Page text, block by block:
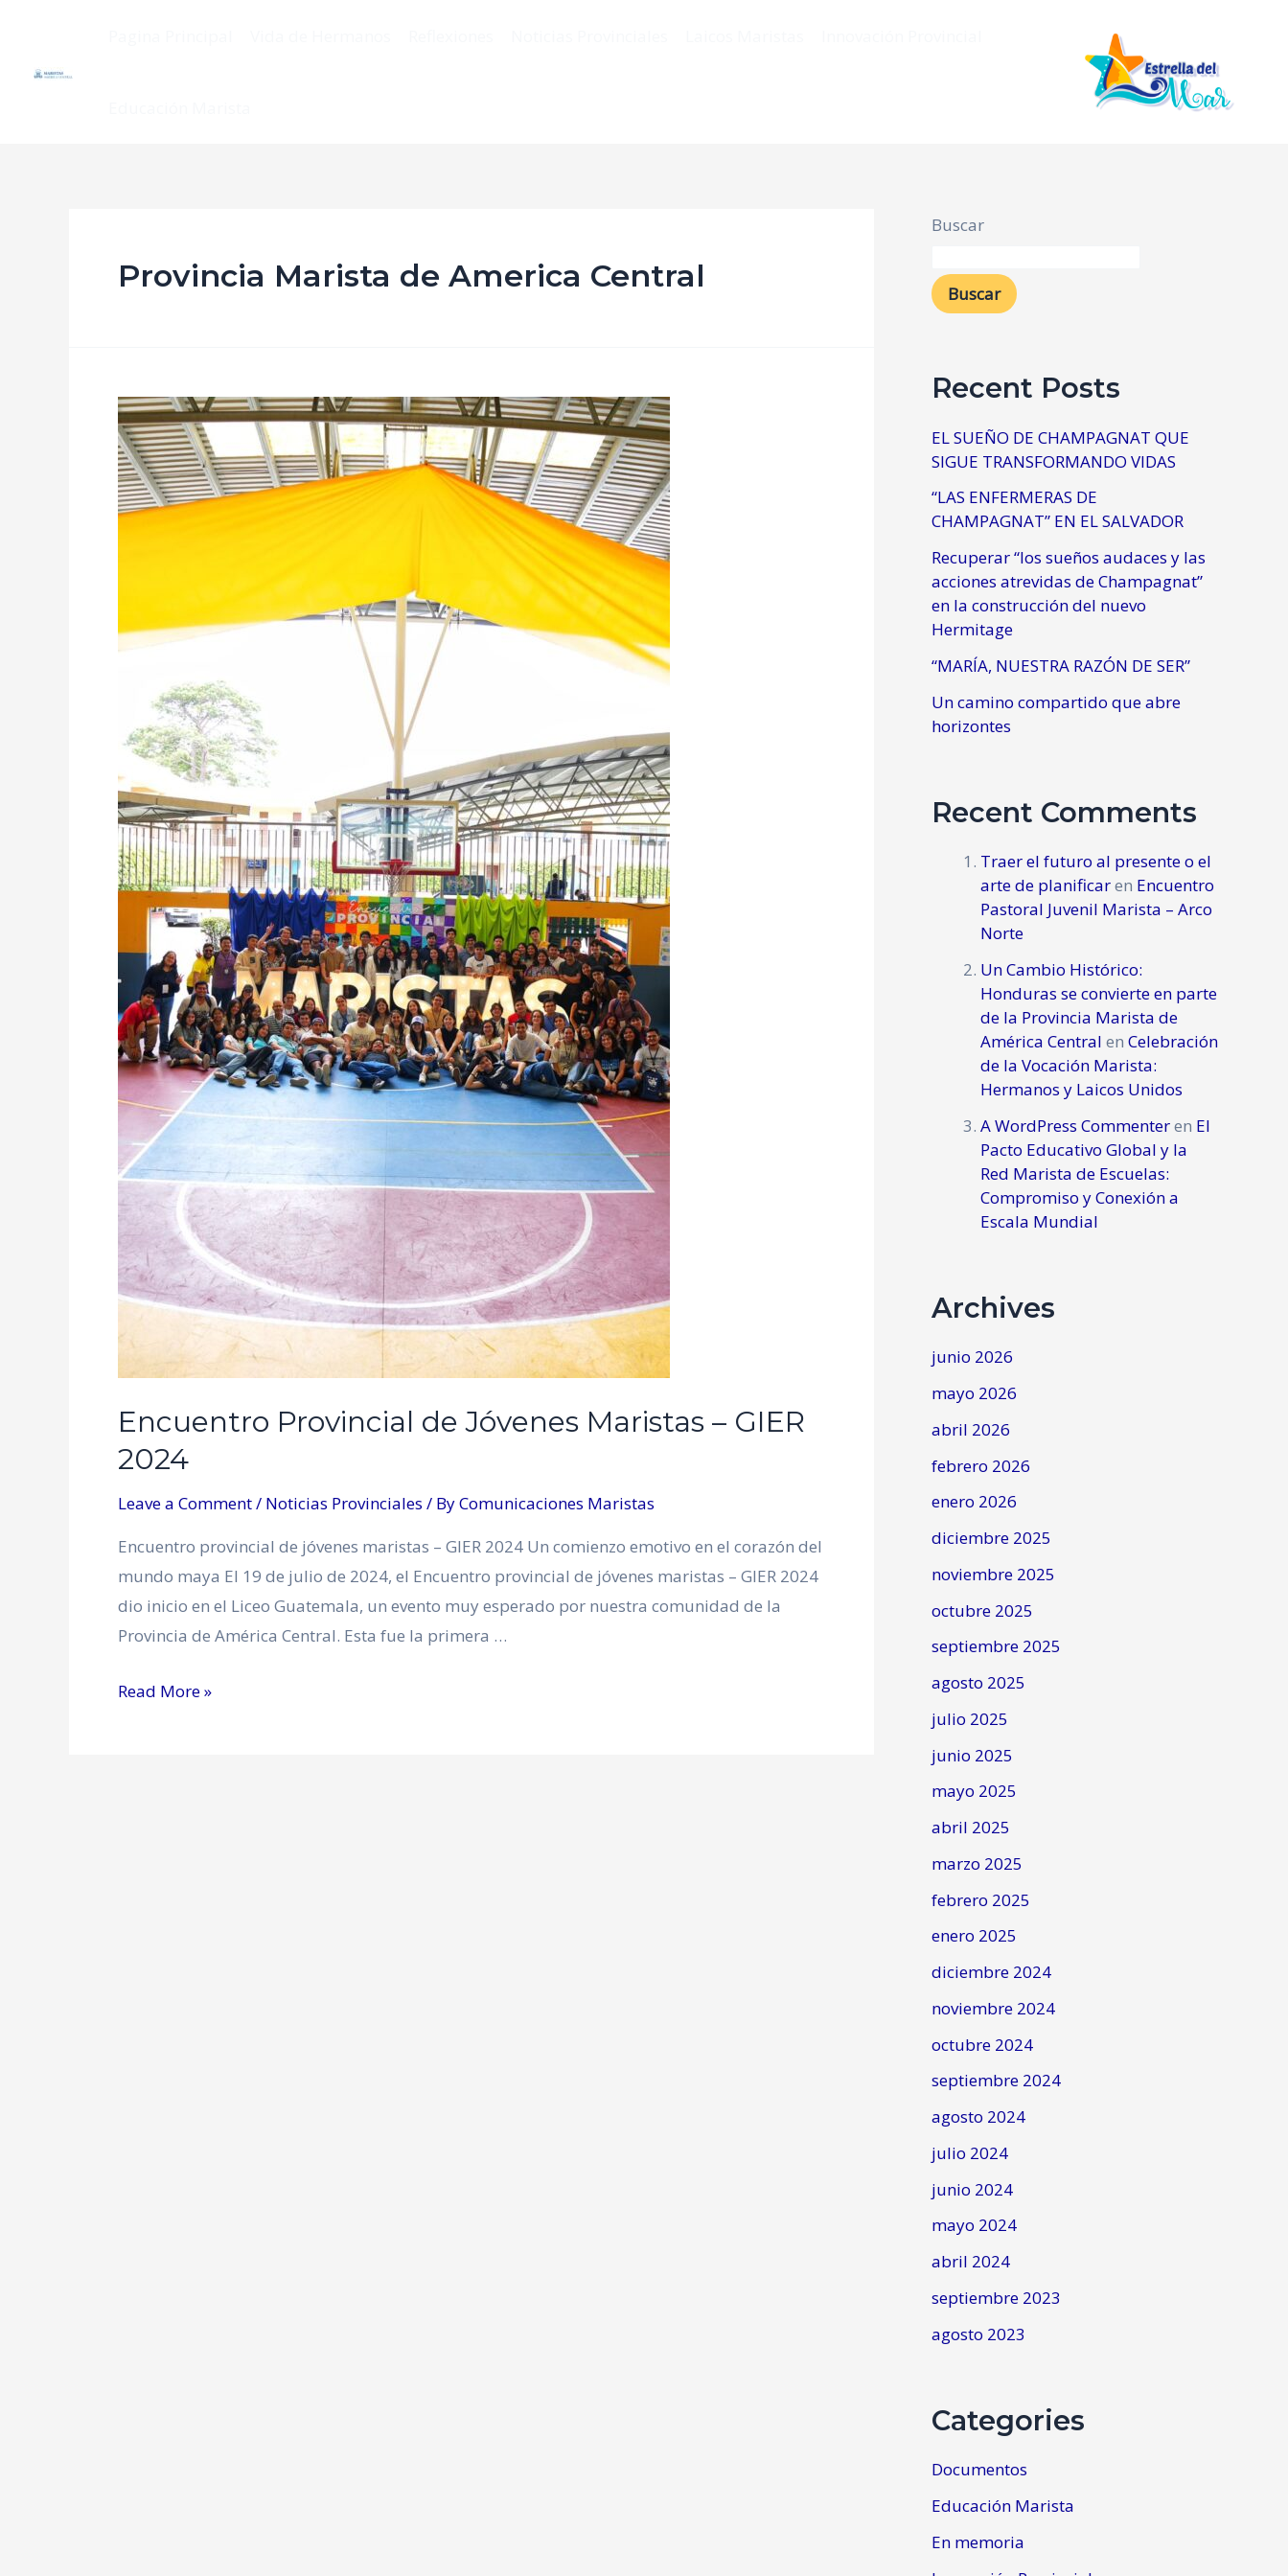
Provincia Marista de America Central
Encuentro Provincial de Jóvenes Maristas – GIER
2024
Leave a Comment/ Noticias Provinciales / ByComunicaciones Maristas
Encuentro provincial de jóvenes maristas – GIER 2024 Un comienzo emotivo en el corazón del
mundo maya El 19 de julio de 2024, el Encuentro provincial de jóvenes maristas – GIER 2024
dio inicio en el Liceo Guatemala, un evento muy esperado por nuestra comunidad de la
Provincia de América Central. Esta fue la primera …
Read More »
Buscar
Buscar
Recent Posts
EL SUEÑO DE CHAMPAGNAT QUE
SIGUE TRANSFORMANDO VIDAS
“LAS ENFERMERAS DE
CHAMPAGNAT” EN EL SALVADOR
Recuperar “los sueños audaces y las
acciones atrevidas de Champagnat”
en la construcción del nuevo
Hermitage
“MARÍA, NUESTRA RAZÓN DE SER”
Un camino compartido que abre
horizontes
Recent Comments
Traer el futuro al presente o el
arte de planificaren Encuentro
Pastoral Juvenil Marista – Arco
Norte
Un Cambio Histórico:
Honduras se convierte en parte
de la Provincia Marista de
América Central en Celebración
de la Vocación Marista:
Hermanos y Laicos Unidos
A WordPress Commenteren El
Pacto Educativo Global y la
Red Marista de Escuelas:
Compromiso y Conexión a
Escala Mundial
Archives
junio 2026
mayo 2026
abril 2026
febrero 2026
enero 2026
diciembre 2025
noviembre 2025
octubre 2025
septiembre 2025
agosto 2025
julio 2025
junio 2025
mayo 2025
abril 2025
marzo 2025
febrero 2025
enero 2025
diciembre 2024
noviembre 2024
octubre 2024
septiembre 2024
agosto 2024
julio 2024
junio 2024
mayo 2024
abril 2024
septiembre 2023
agosto 2023
Categories
Documentos
Educación Marista
En memoria